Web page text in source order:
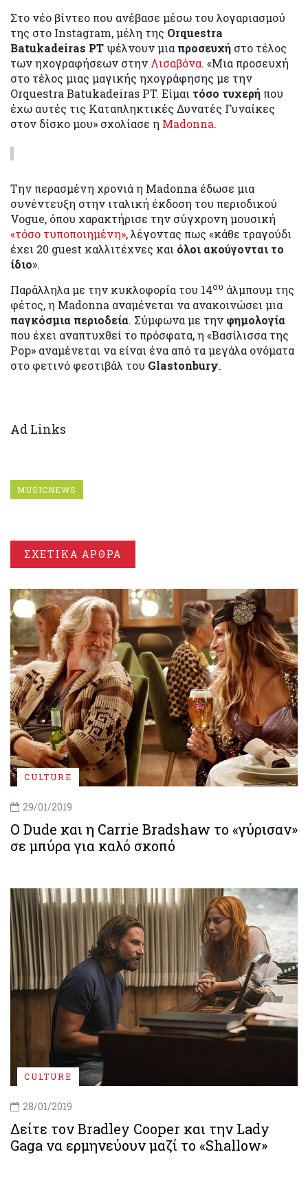
Στο νέο βίντεο που ανέβασε μέσω του λογαριασμού
της στο Instagram, μέλη της Orquestra
Batukadeiras PTψέλνουν μια προσευχή στο τέλος
των ηχογραφήσεων στην Λισαβόνα. «Μια προσευχή
στο τέλος μιας μαγικής ηχογράφησης με την
Orquestra Batukadeiras PT. Είμαι τόσο τυχερή που
έχω αυτές τις Καταπληκτικές Δυνατές Γυναίκες
στον δίσκο μου» σχολίασε η Madonna.
Την περασμένη χρονιά η Madonna έδωσε μια
συνέντευξη στην ιταλική έκδοση του περιοδικού
Vogue, όπου χαρακτήρισε την σύγχρονη μουσική
«τόσο τυποποιημένη», λέγοντας πως «κάθε τραγούδι
έχει 20 guest καλλιτέχνες και όλοι ακούγονται το
ίδιο».
Παράλληλα με την κυκλοφορία του 14ου άλμπουμ της
φέτος, η Madonna αναμένεται να ανακοινώσει μια
παγκόσμια περιοδεία. Σύμφωνα με την φημολογία
που έχει αναπτυχθεί το πρόσφατα, η «Βασίλισσα της
Pop» αναμένεται να είναι ένα από τα μεγάλα ονόματα
στο φετινό φεστιβάλ του Glastonbury.
Ad Links
MUSICNEWS
ΣΧΕΤΙΚΑ ΑΡΘΡΑ
CULTURE
29/01/2019
Ο Dude και η Carrie Bradshaw το «γύρισαν»
σε μπύρα για καλό σκοπό
CULTURE
28/01/2019
Δείτε τον Bradley Cooper και την Lady
Gaga να ερμηνεύουν μαζί το «Shallow»